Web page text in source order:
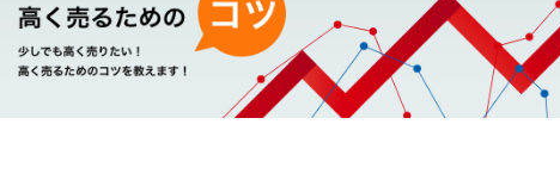
市・取手市・利根町・河内町・つくばみらい市・守谷市）
茨城県 県西地区（桜川市・筑西市・下妻市・常総市・坂東市・結城市・古川